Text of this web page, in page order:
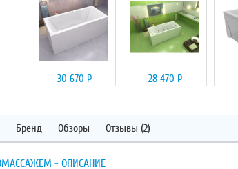
30 670 Р 28 470 Р
Бренд Обзоры Отзывы (2)
- ОПИСАНИЕ